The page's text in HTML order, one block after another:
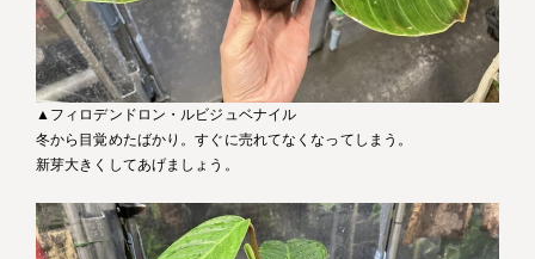
▲フィロデンドロン・ルビジュベナイル
冬から目覚めたばかり。すぐに売れてなくなってしまう。
新芽大きくしてあげましょう。